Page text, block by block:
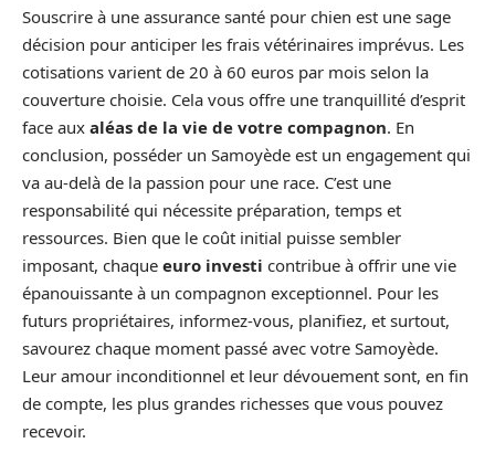
Souscrire à une assurance santé pour chien est une sage
décision pour anticiper les frais vétérinaires imprévus. Les
cotisations varient de 20 à 60 euros par mois selon la
couverture choisie. Cela vous offre une tranquillité d’esprit
face aux aléas de la vie de votre compagnon. En
conclusion, posséder un Samoyède est un engagement qui
va au-delà de la passion pour une race. C’est une
responsabilité qui nécessite préparation, temps et
ressources. Bien que le coût initial puisse sembler
imposant, chaque euro investi contribue à offrir une vie
épanouissante à un compagnon exceptionnel. Pour les
futurs propriétaires, informez-vous, planifiez, et surtout,
savourez chaque moment passé avec votre Samoyède.
Leur amour inconditionnel et leur dévouement sont, en fin
de compte, les plus grandes richesses que vous pouvez
recevoir.